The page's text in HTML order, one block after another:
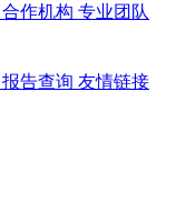
合作机构 专业团队
报告查询 友情链接